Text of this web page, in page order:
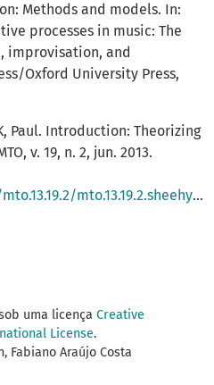
Methods and models. In:
processes in music: The
improvisation, and
Oxford University Press,
Paul. Introduction: Theorizing
v. 19, n. 2, jun. 2013.
mto.13.19.2.sheehysteinbeck.html
uma licença Creative
License.
Fabiano Araújo Costa